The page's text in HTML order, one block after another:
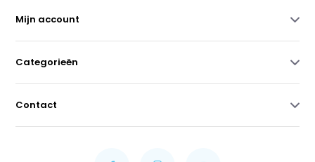
Mijn account
Categorieën
Contact